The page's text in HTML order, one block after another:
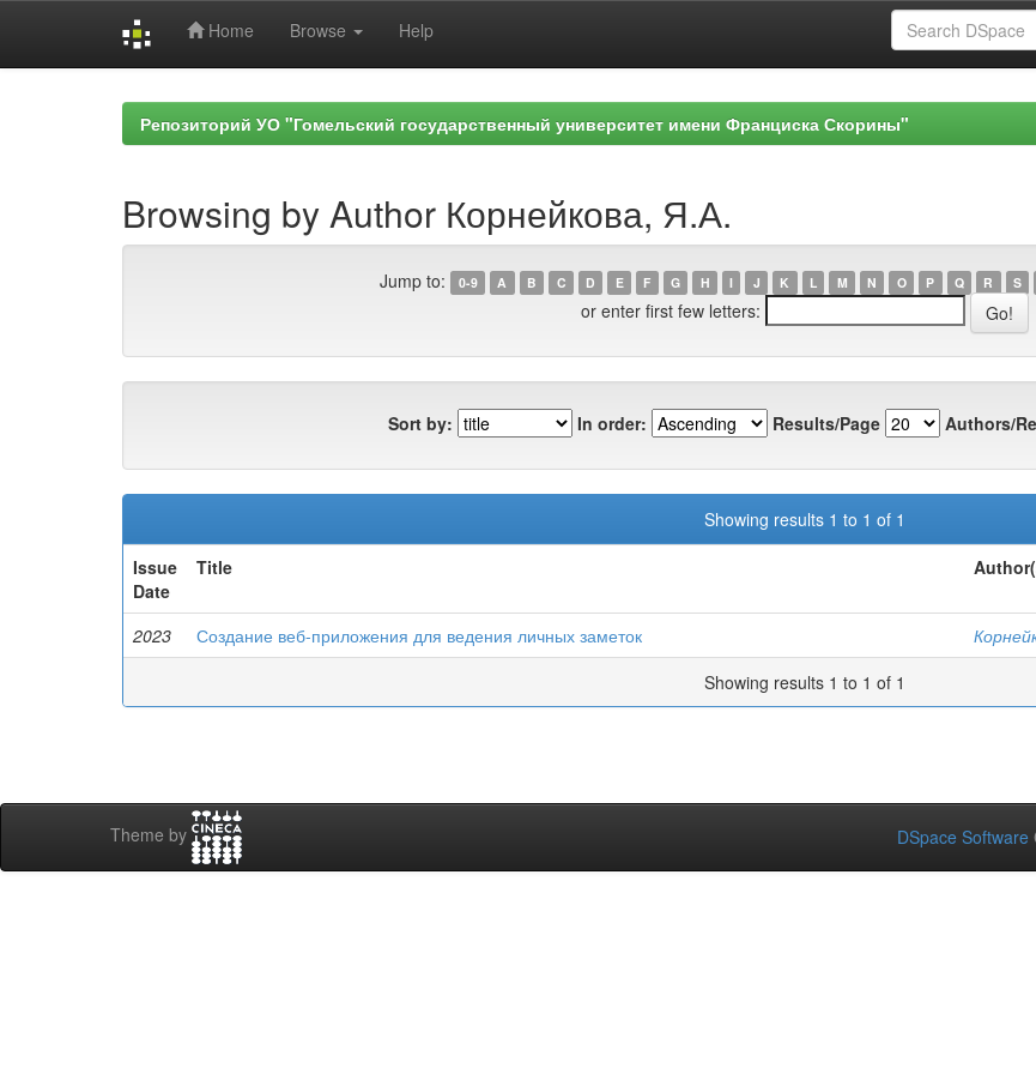
Home Browse Help
Репозиторий УО "Гомельский государственный университет имени Франциска Скорины"
Browsing by Author Корнейкова, Я.А.
Jump to: 0-9 A B C D E F G H I J K L M N O P Q R S
or enter first few letters:
Sort by: In order: Results/Page Authors/
Showing results 1 to 1 of 1
Issue
Date
Title
2023 Создание веб-приложения для ведения личных заметок
Showing results 1 to 1 of 1
Theme by DSpace Software